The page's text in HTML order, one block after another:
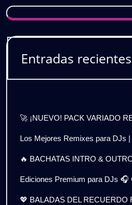
Entradas recientes
🚀 ¡NUEVO! PACK VARIADO
Los Mejores Remixes para DJs
🔥 BACHATAS INTRO &
Ediciones Premium para DJs 🎧
💖 BALADAS DEL RECUERDO